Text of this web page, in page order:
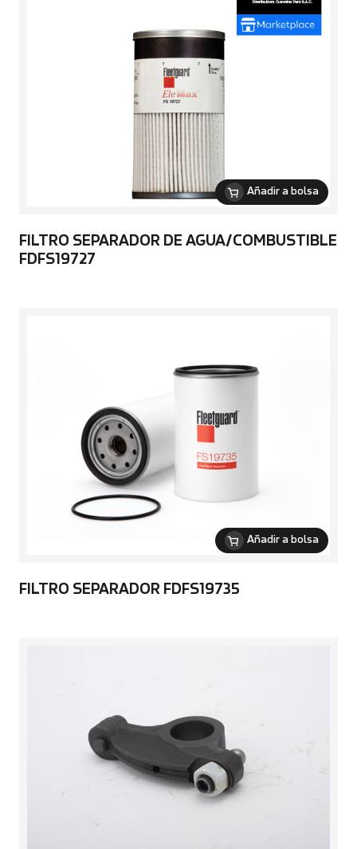
Añadir a bolsa
FILTRO SEPARADOR DE AGUA/COMBUSTIBLE
FDFS19727
Añadir a bolsa
FILTRO SEPARADOR FDFS19735